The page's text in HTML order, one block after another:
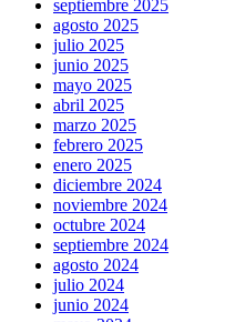
septiembre 2025
agosto 2025
julio 2025
junio 2025
mayo 2025
abril 2025
marzo 2025
febrero 2025
enero 2025
diciembre 2024
noviembre 2024
octubre 2024
septiembre 2024
agosto 2024
julio 2024
junio 2024